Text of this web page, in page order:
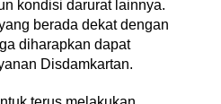
kondisi darurat lainnya.
berada dekat dengan
diharapkan dapat
Disdamkartan.